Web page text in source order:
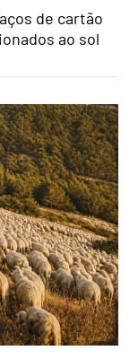
de cartão
ao sol